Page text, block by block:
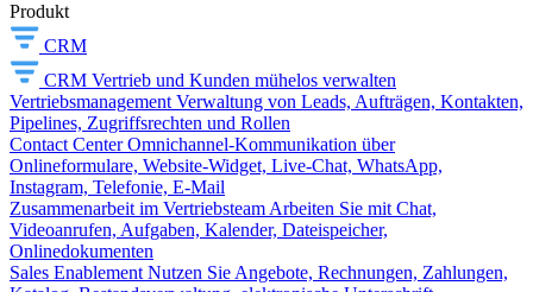
Produkt
CRM
CRM Vertrieb und Kunden mühelos verwalten
Vertriebsmanagement Verwaltung von Leads, Aufträgen, Kontakten,
Pipelines, Zugriffsrechten und Rollen
Contact Center Omnichannel-Kommunikation über
Onlineformulare, Website-Widget, Live-Chat, WhatsApp,
Instagram, Telefonie, E-Mail
Zusammenarbeit im Vertriebsteam Arbeiten Sie mit Chat,
Videoanrufen, Aufgaben, Kalender, Dateispeicher,
Onlinedokumenten
Sales Enablement Nutzen Sie Angebote, Rechnungen, Zahlungen,